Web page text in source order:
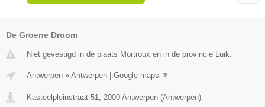
De Groene Droom
Niet gevestigd in de plaats Mortroux en in de provincie Luik.
Antwerpen » Antwerpen Google maps ▼
Kasteelpleinstraat 51, 2000 Antwerpen (Antwerpen)